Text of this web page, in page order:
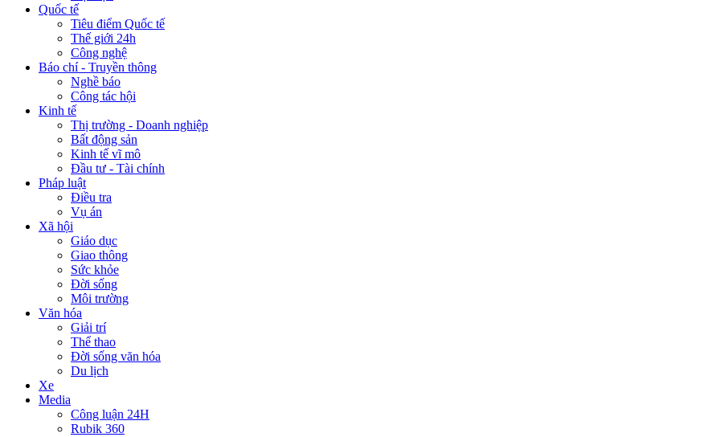
Quốc tế
Tiêu điểm Quốc tế
Thế giới 24h
Công nghệ
Báo chí - Truyền thông
Nghề báo
Công tác hội
Kinh tế
Thị trường - Doanh nghiệp
Bất động sản
Kinh tế vĩ mô
Đầu tư - Tài chính
Pháp luật
Điều tra
Vụ án
Xã hội
Giáo dục
Giao thông
Sức khỏe
Đời sống
Môi trường
Văn hóa
Giải trí
Thể thao
Đời sống văn hóa
Du lịch
Xe
Media
Công luận 24H
Rubik 360